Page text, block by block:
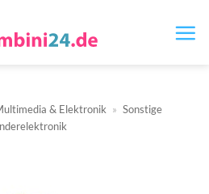
& Elektronik » Sonstige